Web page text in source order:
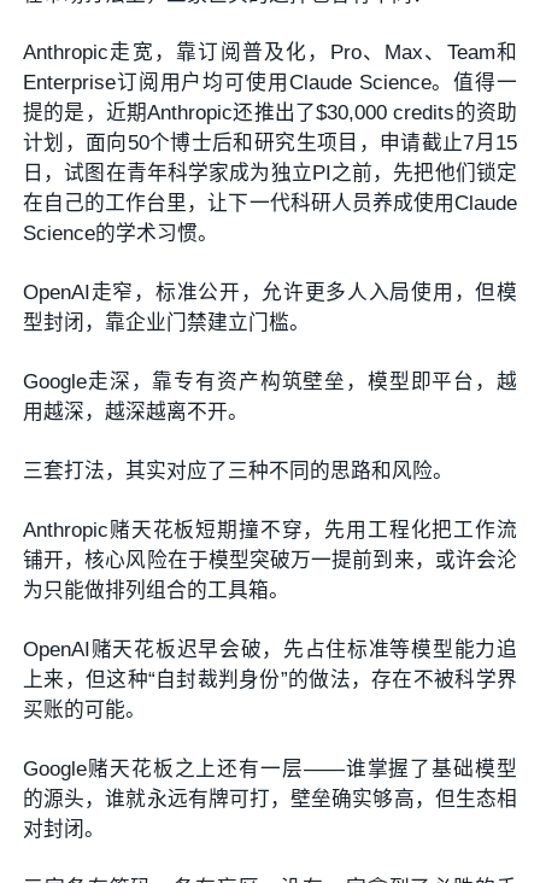
Anthropic走宽，靠订阅普及化，Pro、Max、Team和
Enterprise订阅用户均可使用Claude Science。值得一
提的是，近期Anthropic还推出了$30,000 credits的资助
计划，面向50个博士后和研究生项目，申请截止7月15
日，试图在青年科学家成为独立PI之前，先把他们锁定
在自己的工作台里，让下一代科研人员养成使用Claude
Science的学术习惯。
OpenAI走窄，标准公开，允许更多人入局使用，但模
型封闭，靠企业门禁建立门槛。
Google走深，靠专有资产构筑壁垒，模型即平台，越
用越深，越深越离不开。
三套打法，其实对应了三种不同的思路和风险。
Anthropic赌天花板短期撞不穿，先用工程化把工作流
铺开，核心风险在于模型突破万一提前到来，或许会沦
为只能做排列组合的工具箱。
OpenAI赌天花板迟早会破，先占住标准等模型能力追
上来，但这种“自封裁判身份”的做法，存在不被科学界
买账的可能。
Google赌天花板之上还有一层——谁掌握了基础模型
的源头，谁就永远有牌可打，壁垒确实够高，但生态相
对封闭。